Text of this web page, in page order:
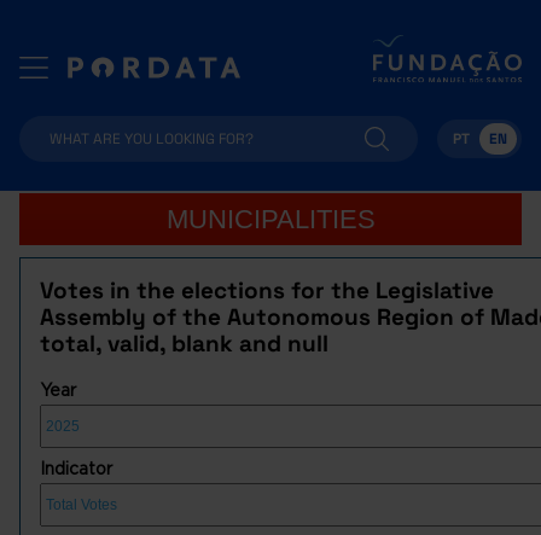
PT EN
MUNICIPALITIES
Votes in the elections for the Legislative
Assembly of the Autonomous Region of
total, valid, blank and null
Year
Indicator